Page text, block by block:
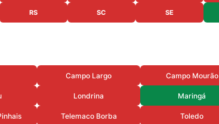
RS SC SE
Campo Largo Campo Mourão
Londrina Maringá
Telemaco Borba Toledo